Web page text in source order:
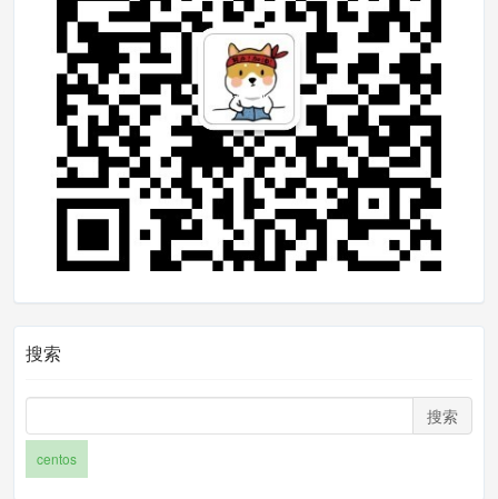
#执行如下命令
curl - s https://linux.dell.com/re
po/hardware/dsu/bootstrap.cgi | b
ash
yum install srvadmin- all -y
cd /opt/dell /srvadmin/sbin/
#启动服务端口1311
./
srvadmin- services .sh start
访问地址：web访问 https://ip:1311，用户名和密
码就是操作系统里面root账号和对应的密码
搜索
搜索
centos